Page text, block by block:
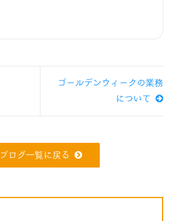
ゴールデンウィークの業務
について
ブログ一覧に戻る